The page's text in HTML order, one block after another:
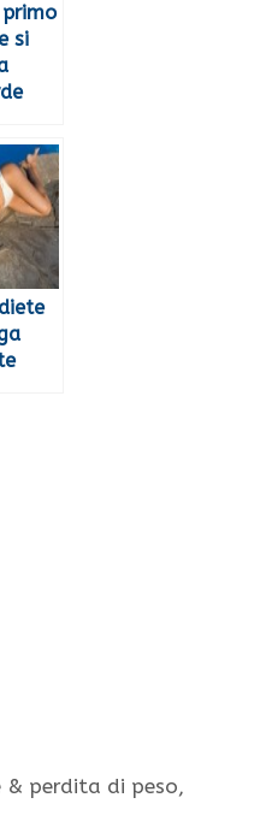
si
& perdita di peso,